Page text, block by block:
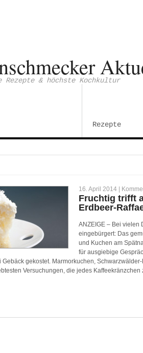
Rezepte & höchste Kochkultur
Rezepte
16. April 2014 |
Fruchtig trifft
Erdbeer-
ANZEIGE – Bei vielen
eingebürgert: Das
und Kuchen am
für ausgiebige
gekostet. Marmorkuchen,
Versuchungen, die jedes